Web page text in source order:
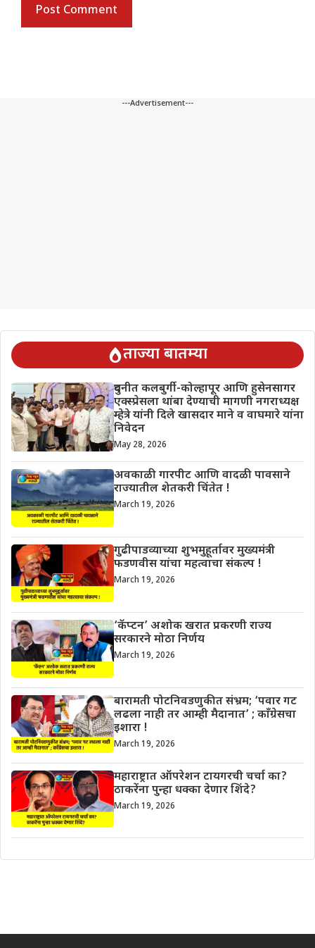
---Advertisement---
ताज्या बातम्या
दुधनीत कलबुर्गी-कोल्हापूर आणि हुसेनसागर
एक्स्प्रेसला थांबा देण्याची मागणी नगराध्यक्ष
म्हेत्रे यांनी दिले खासदार माने व वाघमारे यांना
निवेदन
May 28, 2026
अवकाळी गारपीट आणि वादळी पावसाने
राज्यातील शेतकरी चिंतेत !
March 19, 2026
गुढीपाडव्याच्या शुभमुहूर्तावर मुख्यमंत्री
फडणवीस यांचा महत्वाचा संकल्प !
March 19, 2026
‘कॅप्टन’ अशोक खरात प्रकरणी राज्य
सरकारने मोठा निर्णय
March 19, 2026
बारामती पोटनिवडणुकीत संभ्रम; ‘पवार गट
लढला नाही तर आम्ही मैदानात’ ; काँग्रेसचा
इशारा !
March 19, 2026
महाराष्ट्रात ऑपरेशन टायगरची चर्चा का?
ठाकरेंना पुन्हा धक्का देणार शिंदे?
March 19, 2026